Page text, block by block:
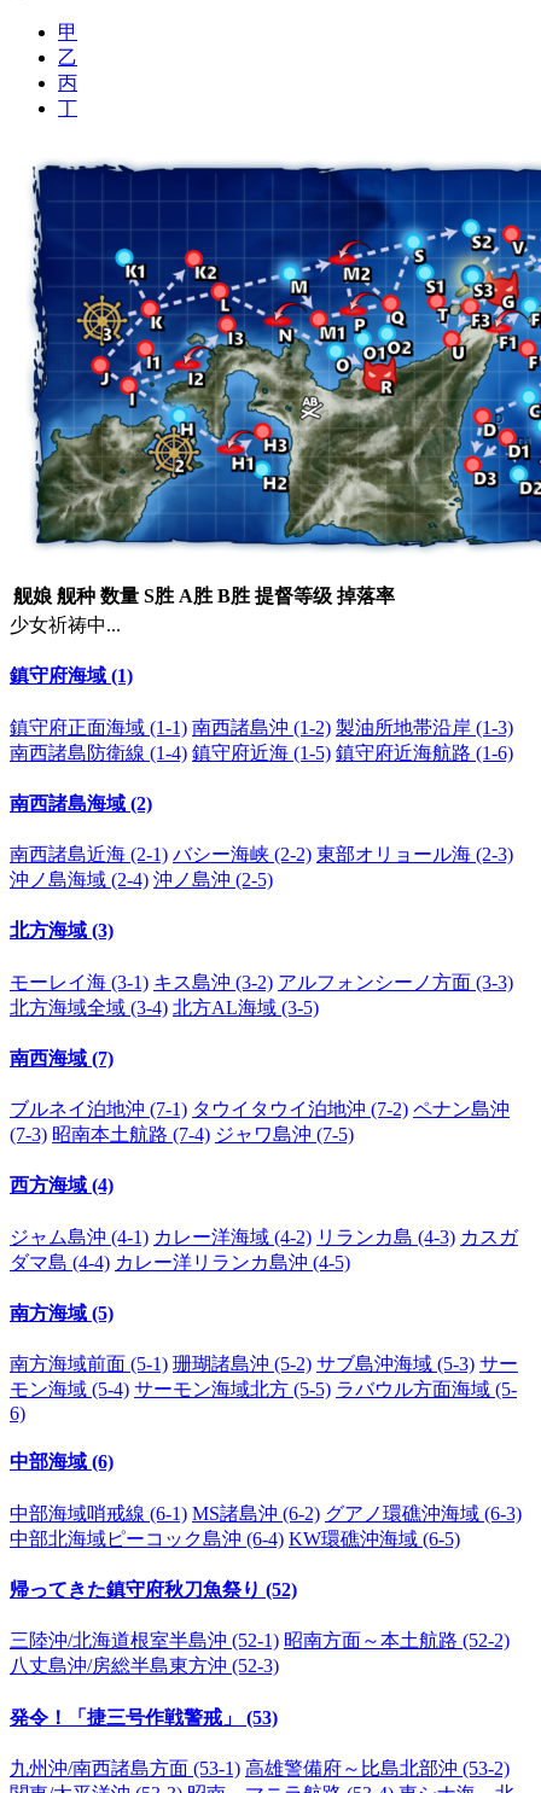
甲
乙
丙
丁
舰娘 舰种 数量 S胜 A胜 B胜 提督等级 掉落率
少女祈祷中...
鎮守府海域 (1)
鎮守府正面海域 (1-1) 南西諸島沖 (1-2) 製油所地帯沿岸 (1-3)
南西諸島防衛線 (1-4) 鎮守府近海 (1-5) 鎮守府近海航路 (1-6)
南西諸島海域 (2)
南西諸島近海 (2-1) バシー海峡 (2-2) 東部オリョール海 (2-3)
沖ノ島海域 (2-4) 沖ノ島沖 (2-5)
北方海域 (3)
モーレイ海 (3-1) キス島沖 (3-2) アルフォンシーノ方面 (3-3)
北方海域全域 (3-4) 北方AL海域 (3-5)
南西海域 (7)
ブルネイ泊地沖 (7-1) タウイタウイ泊地沖 (7-2) ペナン島沖
(7-3) 昭南本土航路 (7-4) ジャワ島沖 (7-5)
西方海域 (4)
ジャム島沖 (4-1) カレー洋海域 (4-2) リランカ島 (4-3) カスガ
ダマ島 (4-4) カレー洋リランカ島沖 (4-5)
南方海域 (5)
南方海域前面 (5-1) 珊瑚諸島沖 (5-2) サブ島沖海域 (5-3) サー
モン海域 (5-4) サーモン海域北方 (5-5) ラバウル方面海域 (5-
6)
中部海域 (6)
中部海域哨戒線 (6-1) MS諸島沖 (6-2) グアノ環礁沖海域 (6-3)
中部北海域ピーコック島沖 (6-4) KW環礁沖海域 (6-5)
帰ってきた鎮守府秋刀魚祭り (52)
三陸沖/北海道根室半島沖 (52-1) 昭南方面～本土航路 (52-2)
八丈島沖/房総半島東方沖 (52-3)
発令！「捷三号作戦警戒」 (53)
九州沖/南西諸島方面 (53-1) 高雄警備府～比島北部沖 (53-2)